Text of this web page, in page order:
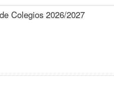
Colegios 2026/2027